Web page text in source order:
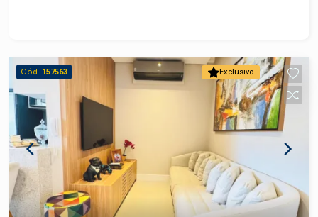
Exclusivo
Cód. 157563